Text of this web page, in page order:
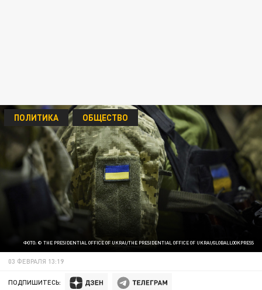
ФОТО: © THE PRESIDENTIAL OFFICE OF UKRAI/THE PRESIDENTIAL OFFICE OF UKRAI/GLOBALLOOKPRESS
ПОЛИТИКА ОБЩЕСТВО
03 ФЕВРАЛЯ 13:19
ПОДПИШИТЕСЬ: